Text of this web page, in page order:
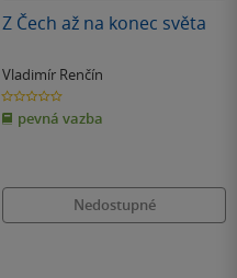
Z Čech až na konec světa
Vladimír Renčín
0.0
z
5
hvězdiček
pevná vazba
Nedostupné